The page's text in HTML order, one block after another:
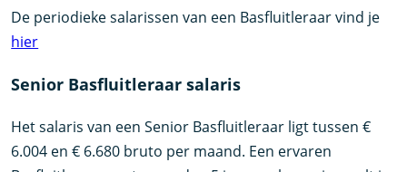
De periodieke salarissen van een Basfluitleraar vind je
hier
Senior Basfluitleraar salaris
Het salaris van een Senior Basfluitleraar ligt tussen €
6.004 en € 6.680 bruto per maand. Een ervaren